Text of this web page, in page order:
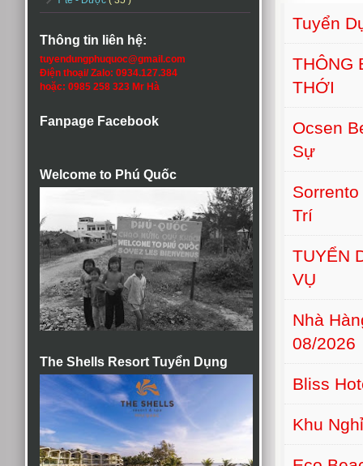
Thông tin liên hệ:
tuyendungphuquoc@gmail.com
Điện thoại/ Zalo: 0934.127.384
hoặc: 0985 258 323 Mr Hà
Fanpage Facebook
Welcome to Phú Quốc
The Shells Resort Tuyển Dụng
Tuyển
THÔNG
THỚI
Ocsen
Sự
Trí
TUYỂN
VỤ
Nhà
08/2026
Bliss
Khu